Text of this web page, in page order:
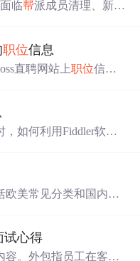
临帮派成员清理、新号
职位信息
直聘网站上职位信息
的问题。
如何利用Fiddler软件
欧美常见分类和国内广
新手入行建议，并解释
试心得
容。外包指员工在客户